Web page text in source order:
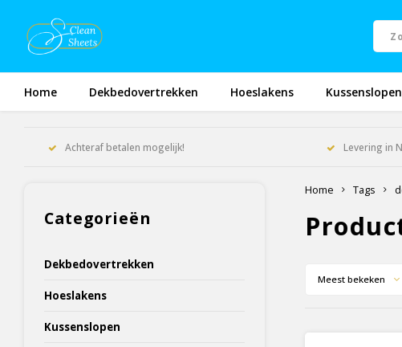
Home Dekbedovertrekken Hoeslakens Kussenslopen
Achteraf betalen mogelijk! Levering in
Categorieën
Dekbedovertrekken
Hoeslakens
Kussenslopen
Home Tags
Meest bekeken